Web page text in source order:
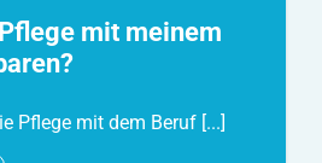
mit meinem
Pflege mit dem Beruf [...]